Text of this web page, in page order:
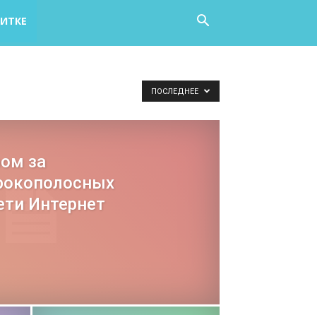
ПОСЛЕДНЕЕ
за
Интернет